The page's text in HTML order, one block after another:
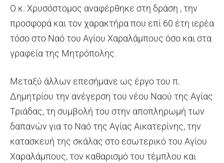
Ο κ. Χρυσόστομος αναφέρθηκε στη δράση , την
προσφορά και τον χαρακτήρα που επί 60 έτη ιερέα
τόσο στο Ναό του Αγίου Χαραλάμπους όσο και στα
γραφεία της Μητρόπολης.
Μεταξύ άλλων επεσήμανε ως έργο του π.
Δημητρίου την ανέγερση του νέου Ναού της Αγίας
Τριάδας, τη συμβολή του στην αποπληρωμή των
δαπανών για το Ναό της Αγίας Αικατερίνης, την
κατασκευή της σκάλας στο εσωτερικό του Αγίου
Χαραλάμπους, τον καθαρισμό του τέμπλου και